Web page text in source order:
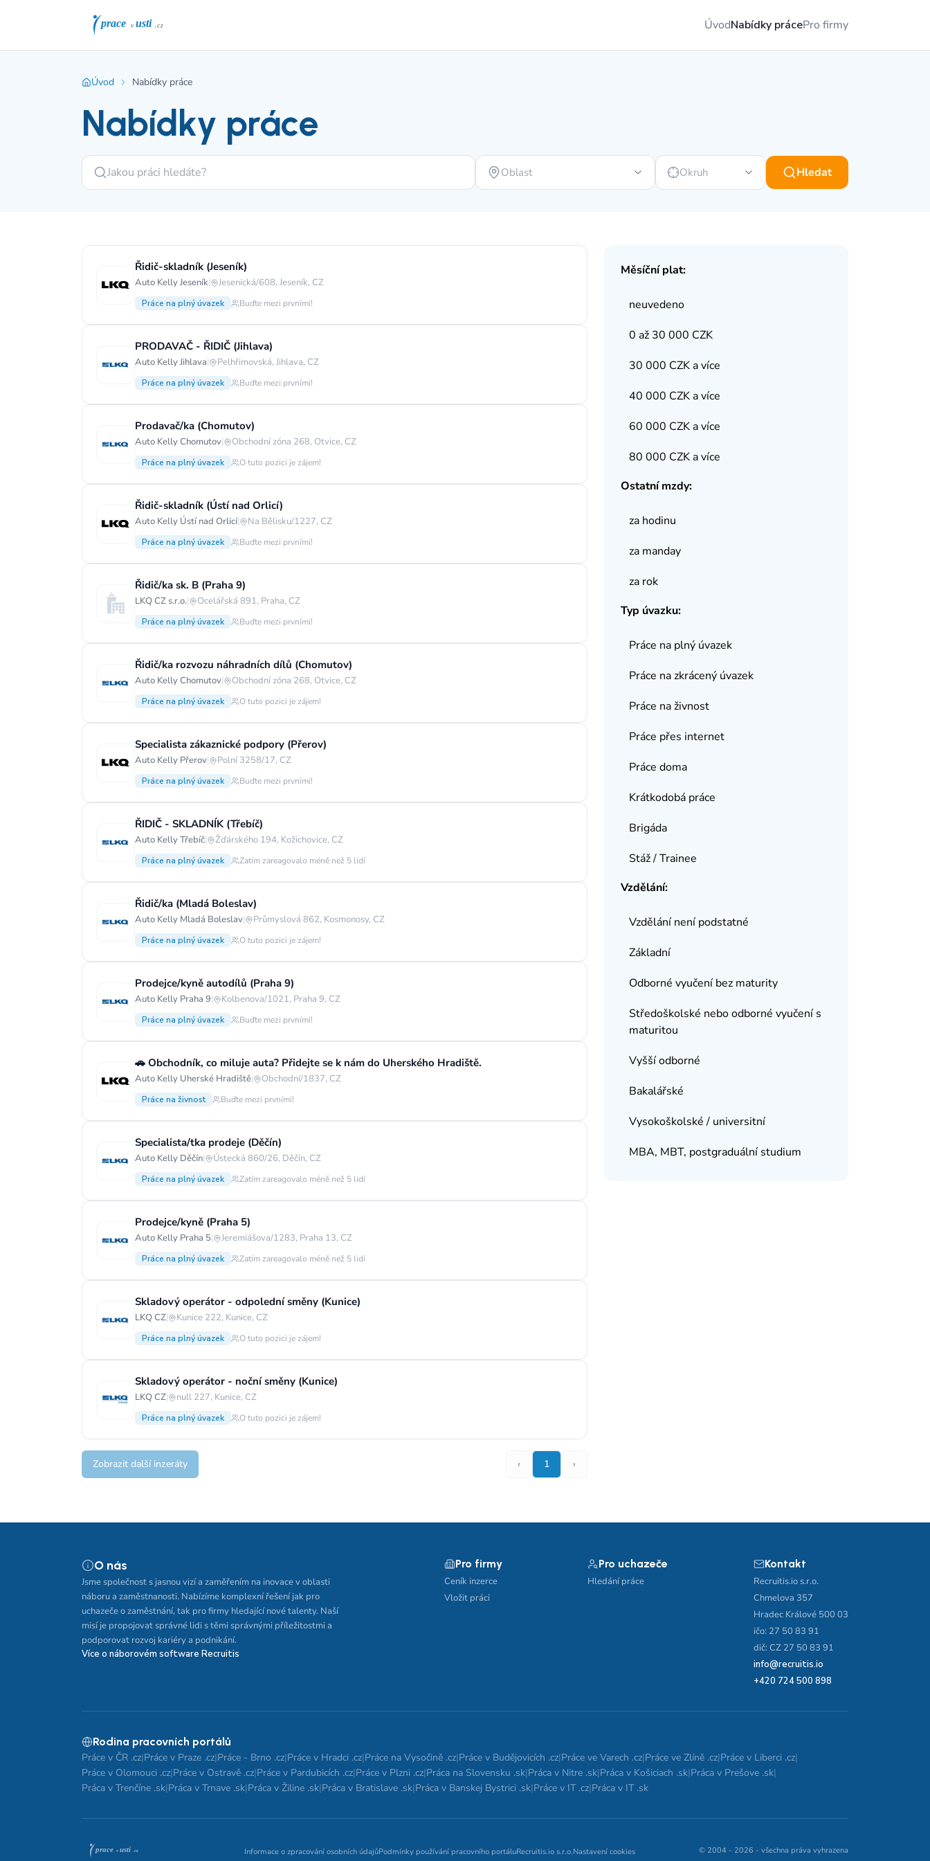
ÚvodNabídky prácePro firmy
Úvod Nabídky práce
Nabídky práce
Oblast Okruh Hledat
Řidič-skladník (Jeseník)
Auto Kelly Jeseník| Jesenická/608, Jeseník, CZ
Práce na plný úvazek Buďte mezi prvními!
PRODAVAČ - ŘIDIČ (Jihlava)
Auto Kelly Jihlava| Pelhřimovská, Jihlava, CZ
Práce na plný úvazek Buďte mezi prvními!
Prodavač/ka (Chomutov)
Auto Kelly Chomutov| Obchodní zóna 268, Otvice, CZ
Práce na plný úvazek O tuto pozici je zájem!
Řidič-skladník (Ústí nad Orlicí)
Auto Kelly Ústí nad Orlicí| Na Bělisku/1227, CZ
Práce na plný úvazek Buďte mezi prvními!
Řidič/ka sk. B (Praha 9)
LKQ CZ s.r.o.| Ocelářská 891, Praha, CZ
Práce na plný úvazek Buďte mezi prvními!
Řidič/ka rozvozu náhradních dílů (Chomutov)
Auto Kelly Chomutov| Obchodní zóna 268, Otvice, CZ
Práce na plný úvazek O tuto pozici je zájem!
Specialista zákaznické podpory (Přerov)
Auto Kelly Přerov| Polní 3258/17, CZ
Práce na plný úvazek Buďte mezi prvními!
ŘIDIČ - SKLADNÍK (Třebíč)
Auto Kelly Třebíč| Žďárského 194, Kožichovice, CZ
Práce na plný úvazek Zatím zareagovalo méně než 5 lidí
Řidič/ka (Mladá Boleslav)
Auto Kelly Mladá Boleslav| Průmyslová 862, Kosmonosy, CZ
Práce na plný úvazek O tuto pozici je zájem!
Prodejce/kyně autodílů (Praha 9)
Auto Kelly Praha 9| Kolbenova/1021, Praha 9, CZ
Práce na plný úvazek Buďte mezi prvními!
🚗 Obchodník, co miluje auta? Přidejte se k nám do Uherského Hradiště.
Auto Kelly Uherské Hradiště| Obchodní/1837, CZ
Práce na živnost Buďte mezi prvními!
Specialista/tka prodeje (Děčín)
Auto Kelly Děčín| Ústecká 860/26, Děčín, CZ
Práce na plný úvazek Zatím zareagovalo méně než 5 lidí
Prodejce/kyně (Praha 5)
Auto Kelly Praha 5| Jeremiášova/1283, Praha 13, CZ
Práce na plný úvazek Zatím zareagovalo méně než 5 lidí
Skladový operátor - odpolední směny (Kunice)
LKQ CZ| Kunice 222, Kunice, CZ
Práce na plný úvazek O tuto pozici je zájem!
Skladový operátor - noční směny (Kunice)
LKQ CZ| null 227, Kunice, CZ
Práce na plný úvazek O tuto pozici je zájem!
Zobrazit další inzeráty ‹ 1 ›
Měsíční plat:
neuvedeno
0 až 30 000 CZK
30 000 CZK a více
40 000 CZK a více
60 000 CZK a více
80 000 CZK a více
Ostatní mzdy:
za hodinu
za manday
za rok
Typ úvazku:
Práce na plný úvazek
Práce na zkrácený úvazek
Práce na živnost
Práce přes internet
Práce doma
Krátkodobá práce
Brigáda
Stáž / Trainee
Vzdělání:
Vzdělání není podstatné
Základní
Odborné vyučení bez maturity
Středoškolské nebo odborné vyučení s
maturitou
Vyšší odborné
Bakalářské
Vysokoškolské / universitní
MBA, MBT, postgraduální studium
O nás
Jsme společnost s jasnou vizí a zaměřením na inovace v oblasti
náboru a zaměstnanosti. Nabízíme komplexní řešení jak pro
uchazeče o zaměstnání, tak pro firmy hledající nové talenty. Naší
misí je propojovat správné lidi s těmi správnými příležitostmi a
podporovat rozvoj kariéry a podnikání.
Více o náborovém software Recruitis
Pro firmy
Ceník inzerce
Vložit práci
Pro uchazeče
Hledání práce
Kontakt
Recruitis.io s.r.o.
Chmelova 357
Hradec Králové 500 03
ičo: 27 50 83 91
dič: CZ 27 50 83 91
info@recruitis.io
+420 724 500 898
Rodina pracovních portálů
Práce v ČR .cz|Práce v Praze .cz|Práce - Brno .cz|Práce v Hradci .cz|Práce na Vysočině .cz|Práce v Budějovicích .cz|Práce ve Varech .cz|Práce ve Zlíně .cz|Práce v Liberci .cz|
Práce v Olomouci .cz|Práce v Ostravě .cz|Práce v Pardubicích .cz|Práce v Plzni .cz|Práca na Slovensku .sk|Práca v Nitre .sk|Práca v Košiciach .sk|Práca v Prešove .sk|
Práca v Trenčíne .sk|Práca v Trnave .sk|Práca v Žiline .sk|Práca v Bratislave .sk|Práca v Banskej Bystrici .sk|Práce v IT .cz|Práca v IT .sk
Informace o zpracování osobních údajůPodmínky používání pracovního portáluRecruitis.io s.r.o.Nastavení cookies © 2004 - 2026 - všechna práva vyhrazena